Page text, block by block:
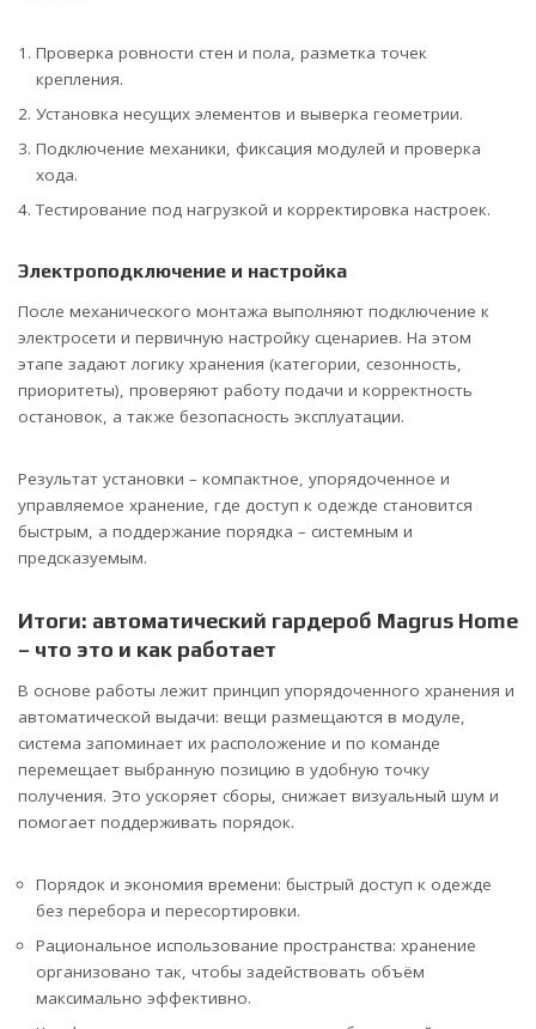
Проверка ровности стен и пола, разметка точек
крепления.
Установка несущих элементов и выверка геометрии.
Подключение механики, фиксация модулей и проверка
хода.
Тестирование под нагрузкой и корректировка настроек.
Электроподключение и настройка
После механического монтажа выполняют подключение к
электросети и первичную настройку сценариев. На этом
этапе задают логику хранения (категории, сезонность,
приоритеты), проверяют работу подачи и корректность
остановок, а также безопасность эксплуатации.
Результат установки – компактное, упорядоченное и
управляемое хранение, где доступ к одежде становится
быстрым, а поддержание порядка – системным и
предсказуемым.
Итоги: автоматический гардероб Magrus Home
– что это и как работает
В основе работы лежит принцип упорядоченного хранения и
автоматической выдачи: вещи размещаются в модуле,
система запоминает их расположение и по команде
перемещает выбранную позицию в удобную точку
получения. Это ускоряет сборы, снижает визуальный шум и
помогает поддерживать порядок.
Порядок и экономия времени: быстрый доступ к одежде
без перебора и пересортировки.
Рациональное использование пространства: хранение
организовано так, чтобы задействовать объём
максимально эффективно.